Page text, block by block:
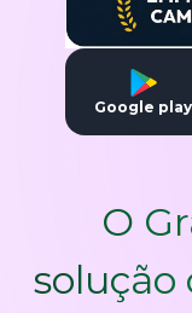
Google play
O
solução